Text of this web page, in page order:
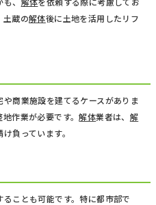
土蔵の解体後に土地を活用したリフ
商業施設を建てるケースがありま
作業が必要です。解体業者は、 解
負っています。
ことも可能です。特に都市部で